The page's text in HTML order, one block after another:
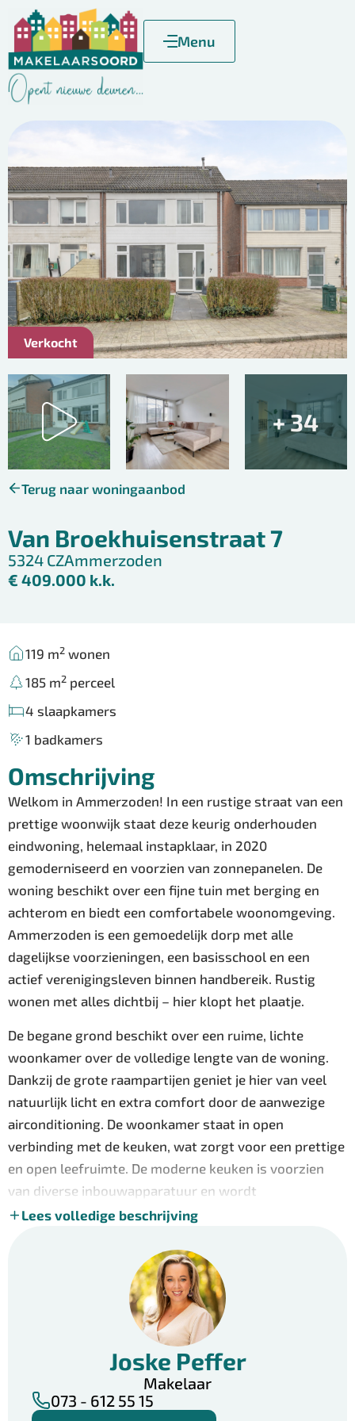
Menu
+ 34
Verkocht
Terug naar woningaanbod
Van Broekhuisenstraat 7
5324 CZAmmerzoden
€ 409.000 k.k.
119 m2 wonen
185 m2 perceel
4 slaapkamers
1 badkamers
Omschrijving
Welkom in Ammerzoden! In een rustige straat van een
prettige woonwijk staat deze keurig onderhouden
eindwoning, helemaal instapklaar, in 2020
gemoderniseerd en voorzien van zonnepanelen. De
woning beschikt over een fijne tuin met berging en
achterom en biedt een comfortabele woonomgeving.
Ammerzoden is een gemoedelijk dorp met alle
dagelijkse voorzieningen, een basisschool en een
actief verenigingsleven binnen handbereik. Rustig
wonen met alles dichtbij – hier klopt het plaatje.
De begane grond beschikt over een ruime, lichte
woonkamer over de volledige lengte van de woning.
Dankzij de grote raampartijen geniet je hier van veel
natuurlijk licht en extra comfort door de aanwezige
airconditioning. De woonkamer staat in open
verbinding met de keuken, wat zorgt voor een prettige
en open leefruimte. De moderne keuken is voorzien
van diverse inbouwapparatuur en wordt
geaccentueerd door een opvallende design-afzuigkap,
achtertuin direct bereikbaar.
Op de eerste verdieping bevinden zich drie
slaapkamers, waarvan twee aan de achterzijde en één
aan de voorzijde van de woning. De moderne badkamer
is compleet uitgevoerd met een wastafelmeubel, een
inloopdouche en een toilet.
De tweede verdieping is bereikbaar via een vaste trap
Lees volledige beschrijving
Joske Peffer
Makelaar
073 - 612 55 15